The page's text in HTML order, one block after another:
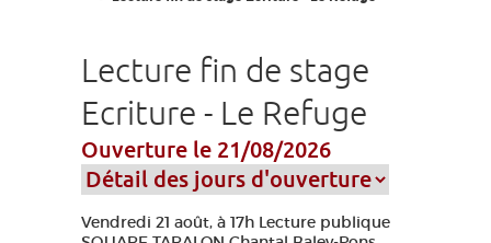
SÉJOURNER
Lecture fin de stage
Ecriture - Le Refuge
Ouverture le 21/08/2026
Vendredi 21 août, à 17h Lecture publique